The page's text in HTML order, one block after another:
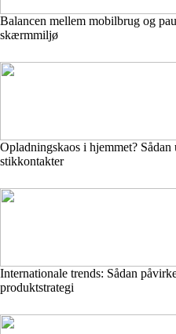
Balancen mellem mobilbrug og
skærmmiljø
Opladningskaos i hjemmet?
stikkontakter
Internationale trends: Sådan
produktstrategi